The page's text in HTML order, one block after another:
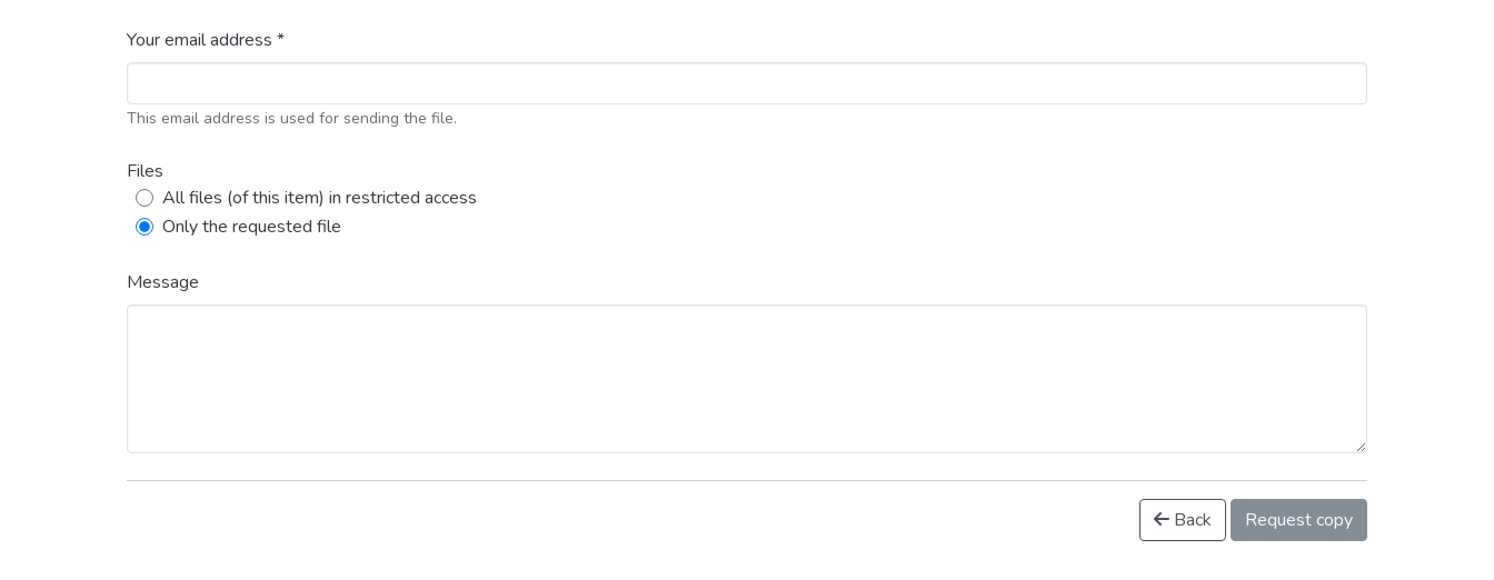
Your email address *
This email address is used for sending the file.
Files
All files (of this item) in restricted access
Only the requested file
Message
Back Request copy